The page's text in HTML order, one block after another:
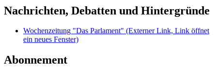
Nachrichten, Debatten und Hintergründe
Wochenzeitung "Das Parlament" (Externer Link, Link öffnet
ein neues Fenster)
Abonnement